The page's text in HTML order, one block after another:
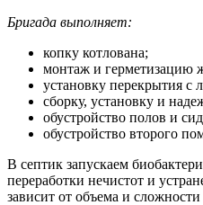
Бригада выполняет:
копку котлована;
монтаж и герметизацию
установку перекрытия с
сборку, установку и
обустройство полов и
обустройство второго
В септик запускаем
переработки нечистот и
зависит от объема и сложности